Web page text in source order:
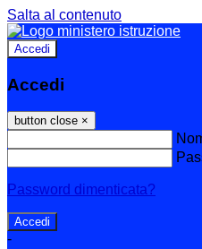
Salta al contenuto
Accedi
Accedi
button close ×
Password dimenticata?
-